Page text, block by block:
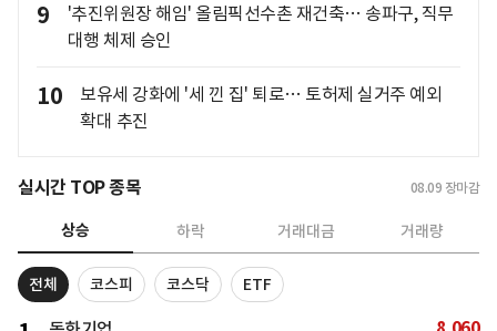
9
'추진위원장 해임' 올림픽선수촌 재건축… 송파구, 직무
대행 체제 승인
10
보유세 강화에 '세 낀 집' 퇴로… 토허제 실거주 예외
확대 추진
실시간 TOP 종목 08.09 장마감
상승 하락 거래대금 거래량
전체 코스피 코스닥 ETF